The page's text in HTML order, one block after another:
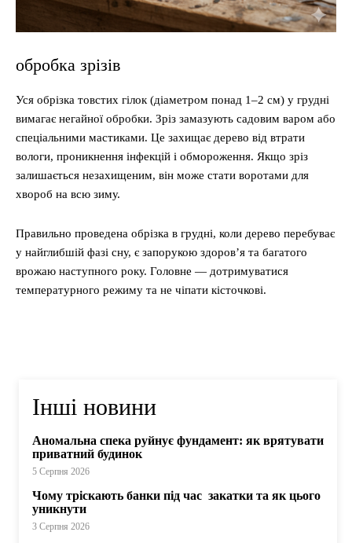
обробка зрізів
Уся обрізка товстих гілок (діаметром понад 1–2 см) у грудні
вимагає негайної обробки. Зріз замазують садовим варом або
спеціальними мастиками. Це захищає дерево від втрати
вологи, проникнення інфекцій і обмороження. Якщо зріз
залишається незахищеним, він може стати воротами для
хвороб на всю зиму.
Правильно проведена обрізка в грудні, коли дерево перебуває
у найглибшій фазі сну, є запорукою здоров’я та багатого
врожаю наступного року. Головне — дотримуватися
температурного режиму та не чіпати кісточкові.
Інші новини
Аномальна спека руйнує фундамент: як врятувати
приватний будинок
5 Серпня 2026
Чому тріскають банки під час закатки та як цього
уникнути
3 Серпня 2026